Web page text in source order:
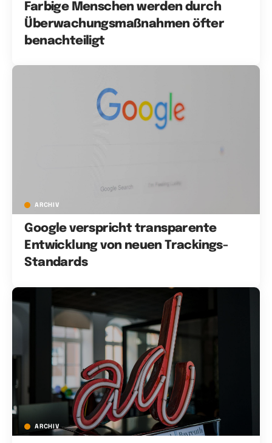
Farbige Menschen werden durch
Überwachungsmaßnahmen öfter
benachteiligt
ARCHIV
Google verspricht transparente
Entwicklung von neuen Trackings-
Standards
ARCHIV